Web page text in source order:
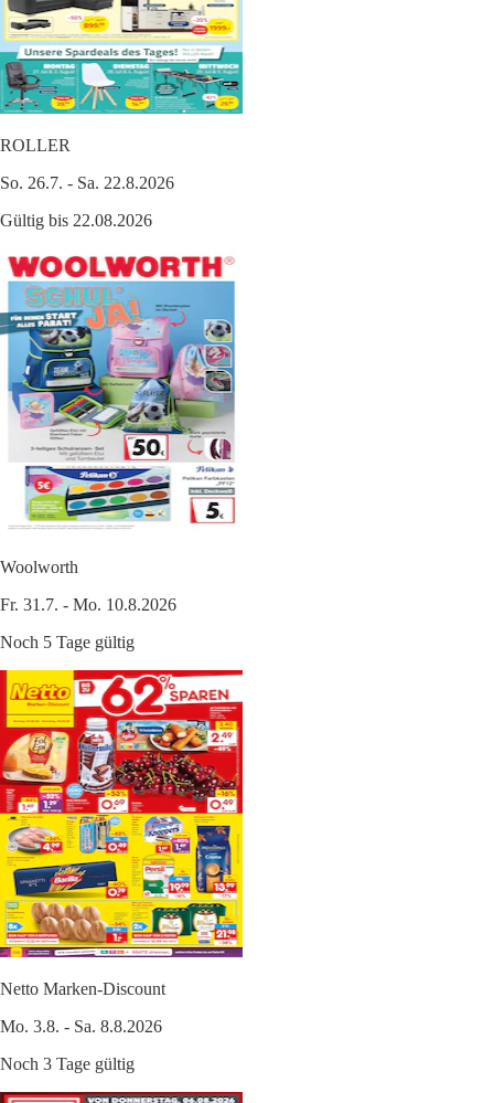
ROLLER
So. 26.7. - Sa. 22.8.2026
Gültig bis 22.08.2026
Woolworth
Fr. 31.7. - Mo. 10.8.2026
Noch 5 Tage gültig
Netto Marken-Discount
Mo. 3.8. - Sa. 8.8.2026
Noch 3 Tage gültig